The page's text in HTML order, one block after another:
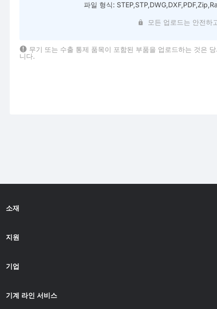
파일 형식:
모든 업로드는 안전하
무기 또는 수출 통제 품목이 포함된 부품을 업로드하는 것은
니다.
소재
지원
기업
기계 라인 서비스